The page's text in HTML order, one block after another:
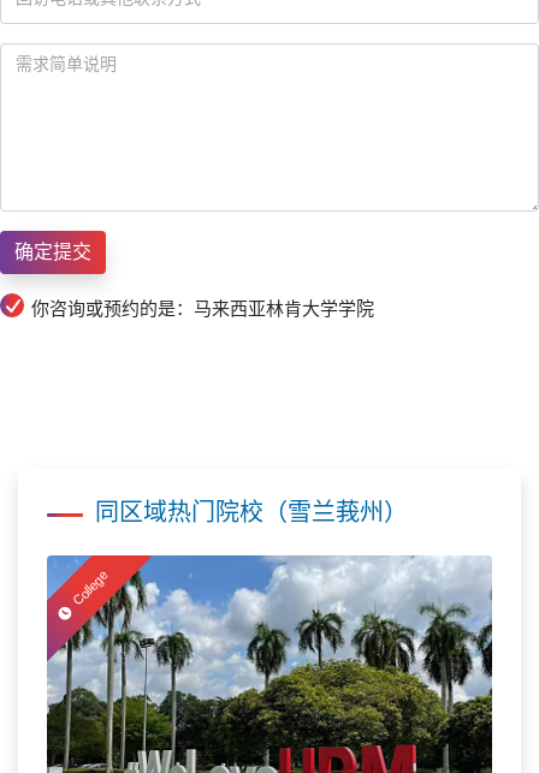
你咨询或预约的是：马来西亚林肯大学学院
同区域热门院校（雪兰莪州）
College